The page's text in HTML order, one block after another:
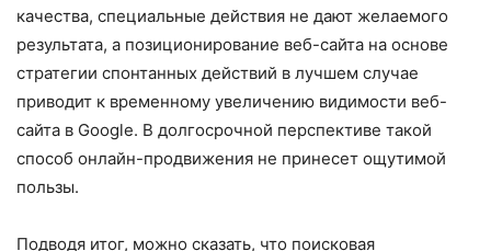
качества, специальные действия не дают желаемого
результата, а позиционирование веб-сайта на основе
стратегии спонтанных действий в лучшем случае
приводит к временному увеличению видимости веб-
сайта в Google. В долгосрочной перспективе такой
способ онлайн-продвижения не принесет ощутимой
пользы.
Подводя итог, можно сказать, что поисковая